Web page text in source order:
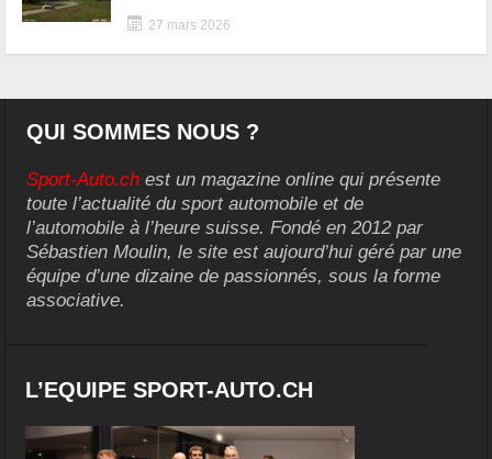
27 mars 2026
QUI SOMMES NOUS ?
Sport-Auto.ch est un magazine online qui présente
toute l’actualité du sport automobile et de
l’automobile à l’heure suisse. Fondé en 2012 par
Sébastien Moulin, le site est aujourd’hui géré par une
équipe d’une dizaine de passionnés, sous la forme
associative.
L’EQUIPE SPORT-AUTO.CH